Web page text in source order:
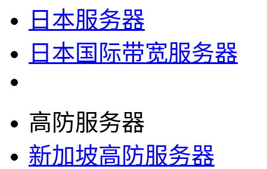
日本服务器
日本国际带宽服务器
高防服务器
新加坡高防服务器